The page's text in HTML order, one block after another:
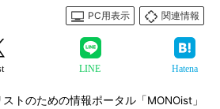
PC用表示
関連情報
LINE Hatena
トのための情報ポータル「MONOist」